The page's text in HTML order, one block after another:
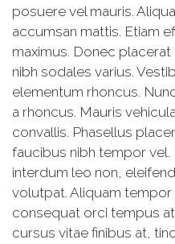
posuere vel mauris.
accumsan mattis. Etiam
maximus. Donec
nibh sodales varius.
elementum rhoncus.
a rhoncus. Mauris
convallis. Phasellus
faucibus nibh tempor
interdum leo non,
volutpat. Aliquam
consequat orci tempus
cursus vitae finibus at,